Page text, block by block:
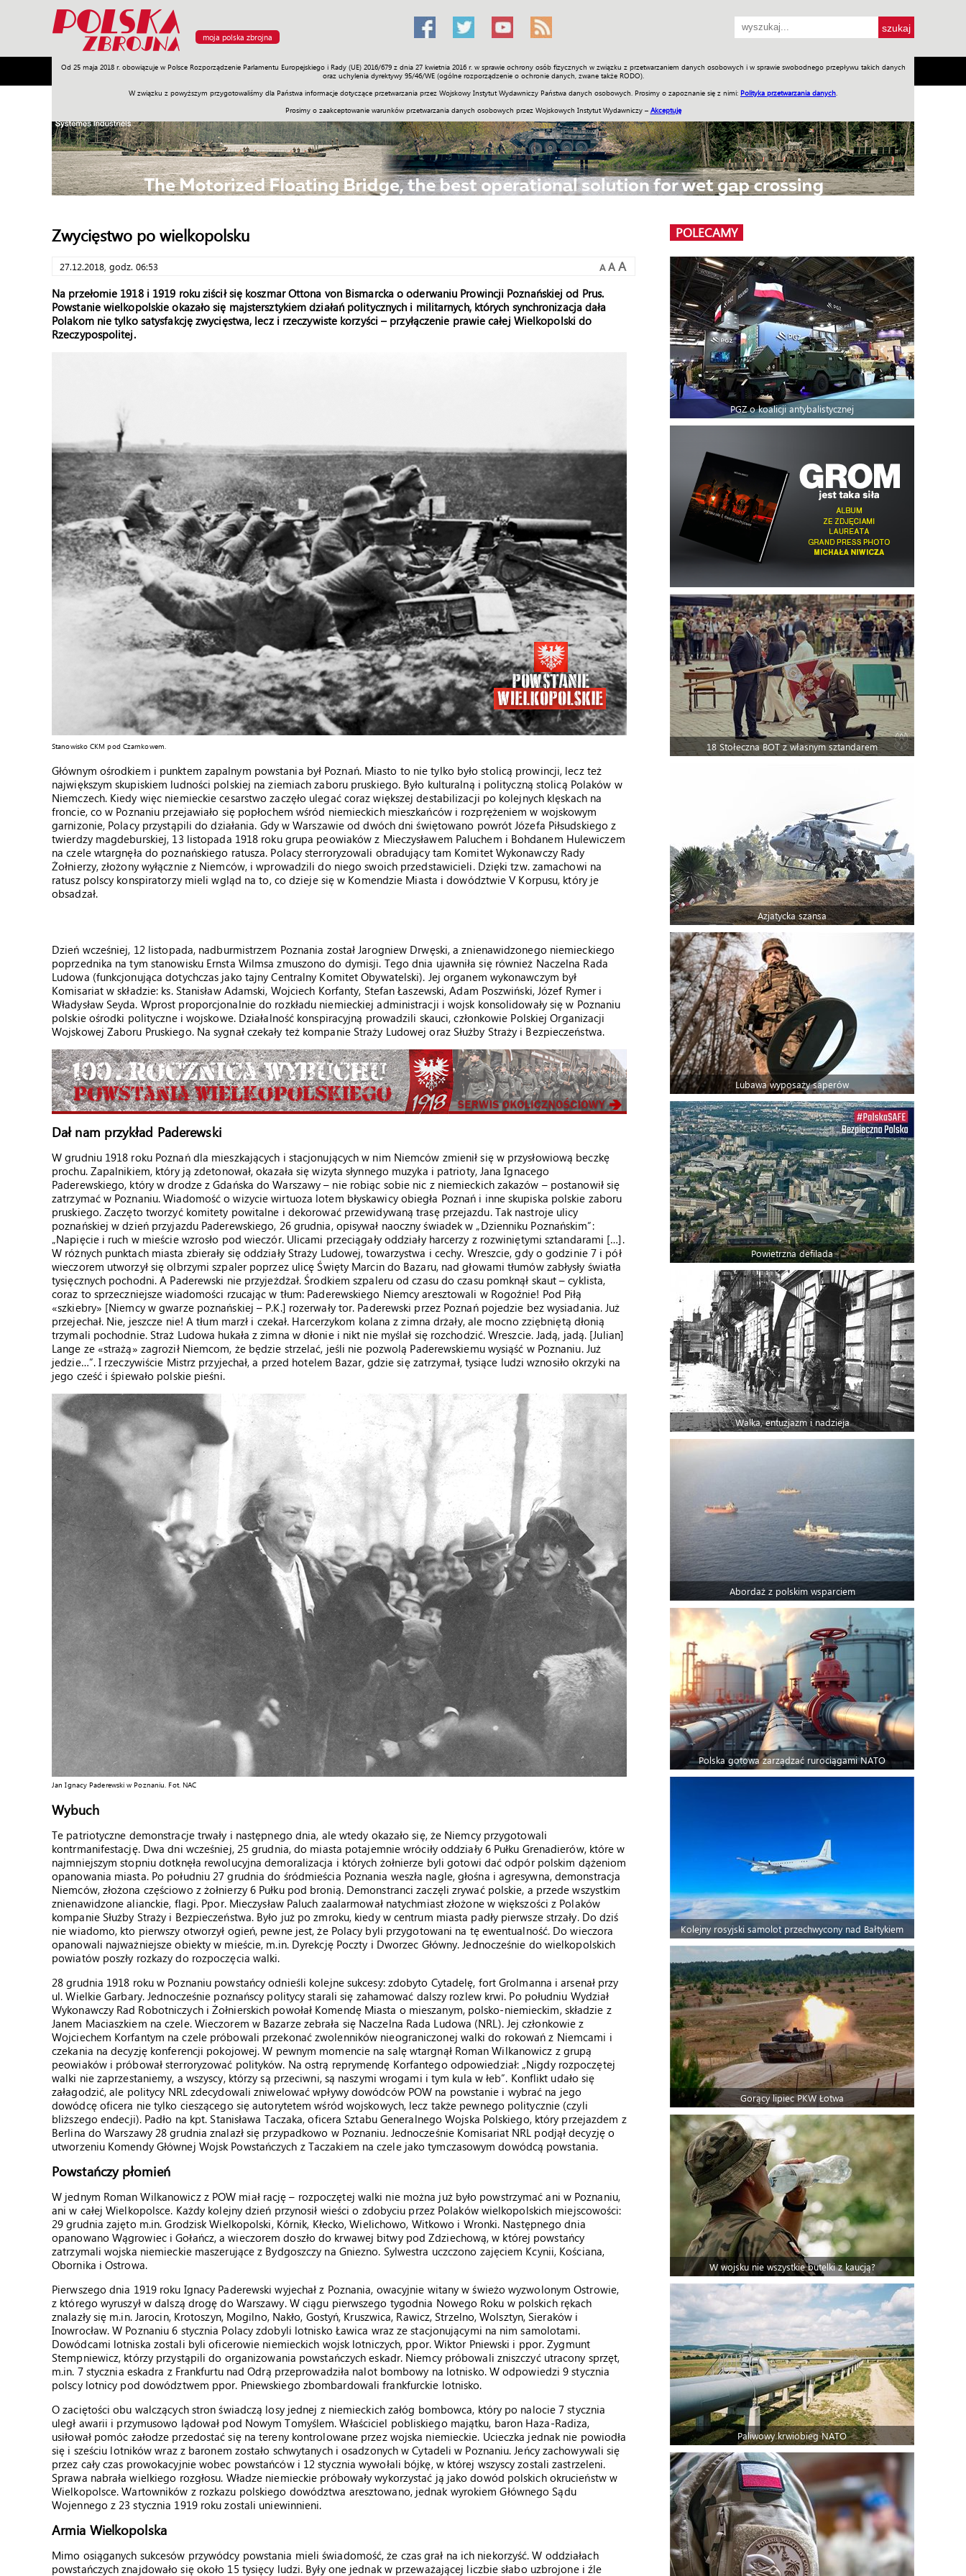
moja polska zbrojna
Od 25 maja 2018 r. obowiązuje w Polsce Rozporządzenie Parlamentu Europejskiego i Rady (UE) 2016/679 z dnia 27 kwietnia 2016 r. w sprawie ochrony osób fizycznych w związku z przetwarzaniem danych osobowych i w sprawie swobodnego przepływu takich danych
oraz uchylenia dyrektywy 95/46/WE (ogólne rozporządzenie o ochronie danych, zwane także RODO).
W związku z powyższym przygotowaliśmy dla Państwa informacje dotyczące przetwarzania przez Wojskowy Instytut Wydawniczy Państwa danych osobowych. Prosimy o zapoznanie się z nimi: Polityka przetwarzania danych
Prosimy o zaakceptowanie warunków przetwarzania danych osobowych przez Wojskowych Instytut Wydawniczy – Akceptuję
Armia Poligon Sprzęt Misje Polityka Prawo Świat Społeczność Sport Historia Galerie Wideo ENGLISH SKLEP Jednodniówki Praca w WIW
Zwycięstwo po wielkopolsku
27.12.2018, godz. 06:53 A A A
Na przełomie 1918 i 1919 roku ziścił się koszmar Ottona von Bismarcka o oderwaniu Prowincji Poznańskiej od Prus.
Powstanie wielkopolskie okazało się majstersztykiem działań politycznych i militarnych, których synchronizacja dała
Polakom nie tylko satysfakcję zwycięstwa, lecz i rzeczywiste korzyści – przyłączenie prawie całej Wielkopolski do
Rzeczypospolitej.
Stanowisko CKM pod Czarnkowem.
Głównym ośrodkiem i punktem zapalnym powstania był Poznań. Miasto to nie tylko było stolicą prowincji, lecz też
największym skupiskiem ludności polskiej na ziemiach zaboru pruskiego. Było kulturalną i polityczną stolicą Polaków w
Niemczech. Kiedy więc niemieckie cesarstwo zaczęło ulegać coraz większej destabilizacji po kolejnych klęskach na
froncie, co w Poznaniu przejawiało się popłochem wśród niemieckich mieszkańców i rozprężeniem w wojskowym
garnizonie, Polacy przystąpili do działania. Gdy w Warszawie od dwóch dni świętowano powrót Józefa Piłsudskiego z
twierdzy magdeburskiej, 13 listopada 1918 roku grupa peowiaków z Mieczysławem Paluchem i Bohdanem Hulewiczem
na czele wtargnęła do poznańskiego ratusza. Polacy sterroryzowali obradujący tam Komitet Wykonawczy Rady
Żołnierzy, złożony wyłącznie z Niemców, i wprowadzili do niego swoich przedstawicieli. Dzięki tzw. zamachowi na
ratusz polscy konspiratorzy mieli wgląd na to, co dzieje się w Komendzie Miasta i dowództwie V Korpusu, który je
obsadzał.
Dzień wcześniej, 12 listopada, nadburmistrzem Poznania został Jarogniew Drwęski, a znienawidzonego niemieckiego
poprzednika na tym stanowisku Ernsta Wilmsa zmuszono do dymisji. Tego dnia ujawniła się również Naczelna Rada
Ludowa (funkcjonująca dotychczas jako tajny Centralny Komitet Obywatelski). Jej organem wykonawczym był
Komisariat w składzie: ks. Stanisław Adamski, Wojciech Korfanty, Stefan Łaszewski, Adam Poszwiński, Józef Rymer i
Władysław Seyda. Wprost proporcjonalnie do rozkładu niemieckiej administracji i wojsk konsolidowały się w Poznaniu
polskie ośrodki polityczne i wojskowe. Działalność konspiracyjną prowadzili skauci, członkowie Polskiej Organizacji
Wojskowej Zaboru Pruskiego. Na sygnał czekały też kompanie Straży Ludowej oraz Służby Straży i Bezpieczeństwa.
Dał nam przykład Paderewski
W grudniu 1918 roku Poznań dla mieszkających i stacjonujących w nim Niemców zmienił się w przysłowiową beczkę
prochu. Zapalnikiem, który ją zdetonował, okazała się wizyta słynnego muzyka i patrioty, Jana Ignacego
Paderewskiego, który w drodze z Gdańska do Warszawy – nie robiąc sobie nic z niemieckich zakazów – postanowił się
zatrzymać w Poznaniu. Wiadomość o wizycie wirtuoza lotem błyskawicy obiegła Poznań i inne skupiska polskie zaboru
pruskiego. Zaczęto tworzyć komitety powitalne i dekorować przewidywaną trasę przejazdu. Tak nastroje ulicy
poznańskiej w dzień przyjazdu Paderewskiego, 26 grudnia, opisywał naoczny świadek w „Dzienniku Poznańskim”:
„Napięcie i ruch w mieście wzrosło pod wieczór. Ulicami przeciągały oddziały harcerzy z rozwiniętymi sztandarami […].
W różnych punktach miasta zbierały się oddziały Straży Ludowej, towarzystwa i cechy. Wreszcie, gdy o godzinie 7 i pół
wieczorem utworzył się olbrzymi szpaler poprzez ulicę Święty Marcin do Bazaru, nad głowami tłumów zabłysły światła
tysięcznych pochodni. A Paderewski nie przyjeżdżał. Środkiem szpaleru od czasu do czasu pomknął skaut – cyklista,
coraz to sprzeczniejsze wiadomości rzucając w tłum: Paderewskiego Niemcy aresztowali w Rogoźnie! Pod Piłą
«szkiebry» [Niemcy w gwarze poznańskiej – P.K.] rozerwały tor. Paderewski przez Poznań pojedzie bez wysiadania. Już
przejechał. Nie, jeszcze nie! A tłum marzł i czekał. Harcerzykom kolana z zimna drżały, ale mocno zziębniętą dłonią
trzymali pochodnie. Straż Ludowa hukała z zimna w dłonie i nikt nie myślał się rozchodzić. Wreszcie. Jadą, jadą. [Julian]
Lange ze «strażą» zagroził Niemcom, że będzie strzelać, jeśli nie pozwolą Paderewskiemu wysiąść w Poznaniu. Już
jedzie…”. I rzeczywiście Mistrz przyjechał, a przed hotelem Bazar, gdzie się zatrzymał, tysiące ludzi wznosiło okrzyki na
jego cześć i śpiewało polskie pieśni.
Jan Ignacy Paderewski w Poznaniu. Fot. NAC
Wybuch
Te patriotyczne demonstracje trwały i następnego dnia, ale wtedy okazało się, że Niemcy przygotowali
kontrmanifestację. Dwa dni wcześniej, 25 grudnia, do miasta potajemnie wróciły oddziały 6 Pułku Grenadierów, które w
najmniejszym stopniu dotknęła rewolucyjna demoralizacja i których żołnierze byli gotowi dać odpór polskim dążeniom
opanowania miasta. Po południu 27 grudnia do śródmieścia Poznania weszła nagle, głośna i agresywna, demonstracja
Niemców, złożona częściowo z żołnierzy 6 Pułku pod bronią. Demonstranci zaczęli zrywać polskie, a przede wszystkim
znienawidzone alianckie, flagi. Ppor. Mieczysław Paluch zaalarmował natychmiast złożone w większości z Polaków
kompanie Służby Straży i Bezpieczeństwa. Było już po zmroku, kiedy w centrum miasta padły pierwsze strzały. Do dziś
nie wiadomo, kto pierwszy otworzył ogień, pewne jest, że Polacy byli przygotowani na tę ewentualność. Do wieczora
opanowali najważniejsze obiekty w mieście, m.in. Dyrekcję Poczty i Dworzec Główny. Jednocześnie do wielkopolskich
powiatów poszły rozkazy do rozpoczęcia walki.
28 grudnia 1918 roku w Poznaniu powstańcy odnieśli kolejne sukcesy: zdobyto Cytadelę, fort Grolmanna i arsenał przy
ul. Wielkie Garbary. Jednocześnie poznańscy politycy starali się zahamować dalszy rozlew krwi. Po południu Wydział
Wykonawczy Rad Robotniczych i Żołnierskich powołał Komendę Miasta o mieszanym, polsko-niemieckim, składzie z
Janem Maciaszkiem na czele. Wieczorem w Bazarze zebrała się Naczelna Rada Ludowa (NRL). Jej członkowie z
Wojciechem Korfantym na czele próbowali przekonać zwolenników nieograniczonej walki do rokowań z Niemcami i
czekania na decyzję konferencji pokojowej. W pewnym momencie na salę wtargnął Roman Wilkanowicz z grupą
peowiaków i próbował sterroryzować polityków. Na ostrą reprymendę Korfantego odpowiedział: „Nigdy rozpoczętej
walki nie zaprzestaniemy, a wszyscy, którzy są przeciwni, są naszymi wrogami i tym kula w łeb”. Konflikt udało się
załagodzić, ale politycy NRL zdecydowali zniwelować wpływy dowódców POW na powstanie i wybrać na jego
dowódcę oficera nie tylko cieszącego się autorytetem wśród wojskowych, lecz także pewnego politycznie (czyli
bliższego endecji). Padło na kpt. Stanisława Taczaka, oficera Sztabu Generalnego Wojska Polskiego, który przejazdem z
Berlina do Warszawy 28 grudnia znalazł się przypadkowo w Poznaniu. Jednocześnie Komisariat NRL podjął decyzję o
utworzeniu Komendy Głównej Wojsk Powstańczych z Taczakiem na czele jako tymczasowym dowódcą powstania.
Powstańczy płomień
W jednym Roman Wilkanowicz z POW miał rację – rozpoczętej walki nie można już było powstrzymać ani w Poznaniu,
ani w całej Wielkopolsce. Każdy kolejny dzień przynosił wieści o zdobyciu przez Polaków wielkopolskich miejscowości:
29 grudnia zajęto m.in. Grodzisk Wielkopolski, Kórnik, Kłecko, Wielichowo, Witkowo i Wronki. Następnego dnia
opanowano Wągrowiec i Gołańcz, a wieczorem doszło do krwawej bitwy pod Zdziechową, w której powstańcy
zatrzymali wojska niemieckie maszerujące z Bydgoszczy na Gniezno. Sylwestra uczczono zajęciem Kcynii, Kościana,
Obornika i Ostrowa.
Pierwszego dnia 1919 roku Ignacy Paderewski wyjechał z Poznania, owacyjnie witany w świeżo wyzwolonym Ostrowie,
z którego wyruszył w dalszą drogę do Warszawy. W ciągu pierwszego tygodnia Nowego Roku w polskich rękach
znalazły się m.in. Jarocin, Krotoszyn, Mogilno, Nakło, Gostyń, Kruszwica, Rawicz, Strzelno, Wolsztyn, Sieraków i
Inowrocław. W Poznaniu 6 stycznia Polacy zdobyli lotnisko Ławica wraz ze stacjonującymi na nim samolotami.
Dowódcami lotniska zostali byli oficerowie niemieckich wojsk lotniczych, ppor. Wiktor Pniewski i ppor. Zygmunt
Stempniewicz, którzy przystąpili do organizowania powstańczych eskadr. Niemcy próbowali zniszczyć utracony sprzęt,
m.in. 7 stycznia eskadra z Frankfurtu nad Odrą przeprowadziła nalot bombowy na lotnisko. W odpowiedzi 9 stycznia
polscy lotnicy pod dowództwem ppor. Pniewskiego zbombardowali frankfurckie lotnisko.
O zaciętości obu walczących stron świadczą losy jednej z niemieckich załóg bombowca, który po nalocie 7 stycznia
uległ awarii i przymusowo lądował pod Nowym Tomyślem. Właściciel pobliskiego majątku, baron Haza-Radiza,
usiłował pomóc załodze przedostać się na tereny kontrolowane przez wojska niemieckie. Ucieczka jednak nie powiodła
się i sześciu lotników wraz z baronem zostało schwytanych i osadzonych w Cytadeli w Poznaniu. Jeńcy zachowywali się
przez cały czas prowokacyjnie wobec powstańców i 12 stycznia wywołali bójkę, w której wszyscy zostali zastrzeleni.
Sprawa nabrała wielkiego rozgłosu. Władze niemieckie próbowały wykorzystać ją jako dowód polskich okrucieństw w
Wielkopolsce. Wartowników z rozkazu polskiego dowództwa aresztowano, jednak wyrokiem Głównego Sądu
Wojennego z 23 stycznia 1919 roku zostali uniewinnieni.
Armia Wielkopolska
Mimo osiąganych sukcesów przywódcy powstania mieli świadomość, że czas grał na ich niekorzyść. W oddziałach
powstańczych znajdowało się około 15 tysięcy ludzi. Były one jednak w przeważającej liczbie słabo uzbrojone i źle
POLECAMY
PGZ o koalicji antybalistycznej
18 Stołeczna BOT z własnym sztandarem
Azjatycka szansa
Lubawa wyposaży saperów
Powietrzna defilada
Walka, entuzjazm i nadzieja
Abordaż z polskim wsparciem
Polska gotowa zarządzać rurociągami NATO
Kolejny rosyjski samolot przechwycony nad Bałtykiem
Gorący lipiec PKW Łotwa
W wojsku nie wszystkie butelki z kaucją?
Paliwowy krwiobieg NATO